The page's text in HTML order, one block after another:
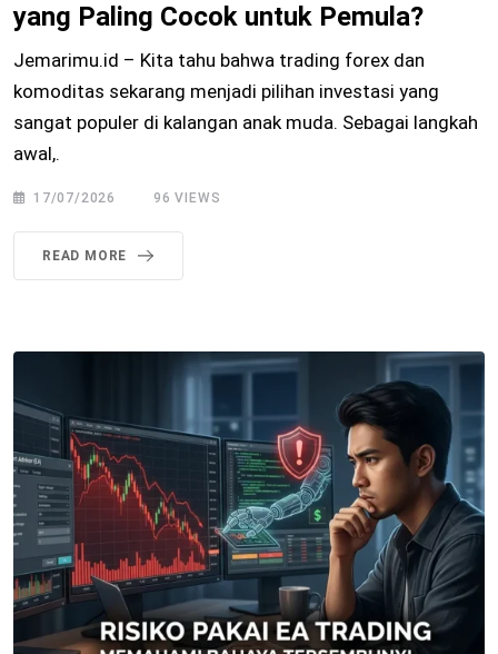
yang Paling Cocok untuk Pemula?
Jemarimu.id – Kita tahu bahwa trading forex dan
komoditas sekarang menjadi pilihan investasi yang
sangat populer di kalangan anak muda. Sebagai langkah
awal,.
17/07/2026 96 VIEWS
READ MORE